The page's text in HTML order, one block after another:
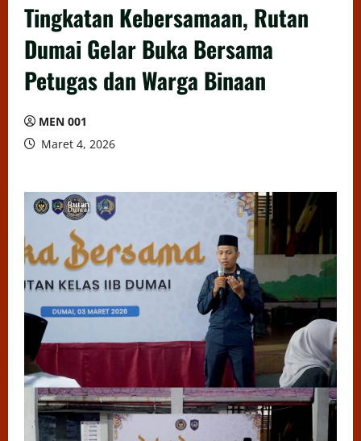
Tingkatan Kebersamaan, Rutan
Dumai Gelar Buka Bersama
Petugas dan Warga Binaan
MEN 001
Maret 4, 2026